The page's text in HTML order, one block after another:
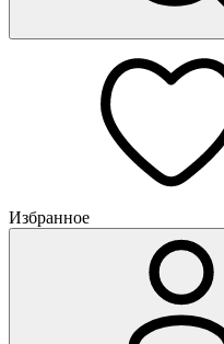
Избранное